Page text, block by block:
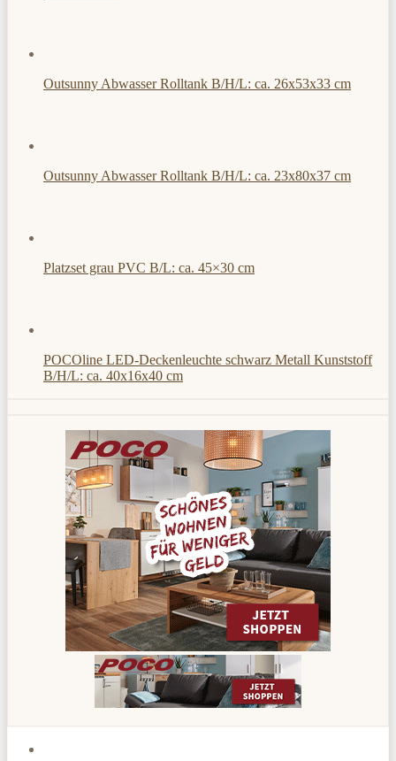
Outsunny Abwasser Rolltank B/H/L: ca. 26x53x33 cm
Outsunny Abwasser Rolltank B/H/L: ca. 23x80x37 cm
Platzset grau PVC B/L: ca. 45×30 cm
POCOline LED-Deckenleuchte schwarz Metall Kunststoff
B/H/L: ca. 40x16x40 cm